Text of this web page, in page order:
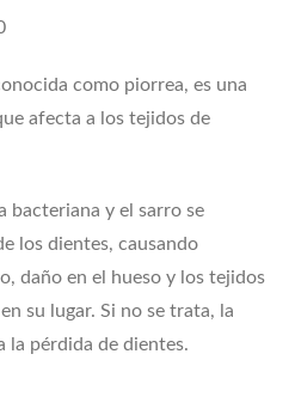
como piorrea, es una
afecta a los tejidos de
bacteriana y el sarro se
los dientes, causando
daño en el hueso y los tejidos
su lugar. Si no se trata, la
la pérdida de dientes.